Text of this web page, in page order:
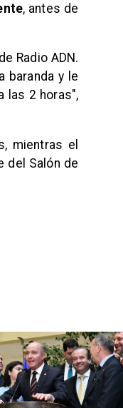
, antes de
Radio ADN.
baranda y le
las 2 horas",
mientras el
del Salón de